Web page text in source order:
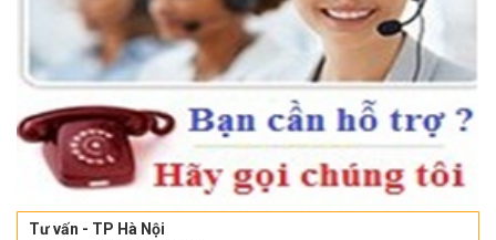
Tư vấn - TP Hà Nội